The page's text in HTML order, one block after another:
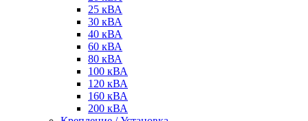
25 кВА
30 кВА
40 кВА
60 кВА
80 кВА
100 кВА
120 кВА
160 кВА
200 кВА